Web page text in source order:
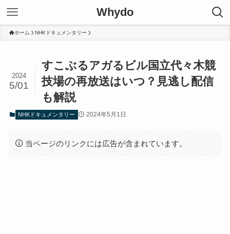
Whydo
ホーム NHKドキュメンタリー
すこぶるアガるビル国立代々木競
技場の再放送はいつ？見逃し配信
も解説
2024
5/01
NHKドキュメンタリー 2024年5月1日
当ページのリンクには広告が含まれています。